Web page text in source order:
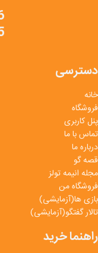
دسترسی
خانه
فروشگاه
پنل کاربری
تماس با ما
درباره ما
قصه گو
مجله انیمه تولز
فروشگاه من
بازی ها(آزمایشی)
تالار گفتگو(آزمایشی)
راهنما خرید